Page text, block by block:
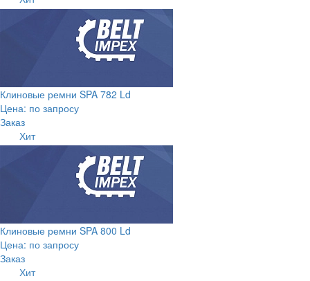
Клиновые ремни SPA 782 Ld
Цена: по запросу
Заказ
Хит
Клиновые ремни SPA 800 Ld
Цена: по запросу
Заказ
Хит